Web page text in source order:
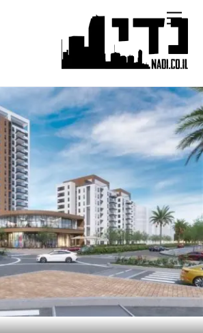
content
Menu